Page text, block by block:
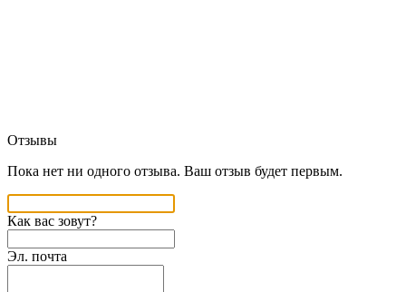
Отзывы
Пока нет ни одного отзыва. Ваш отзыв будет первым.
Как вас зовут?
Эл. почта